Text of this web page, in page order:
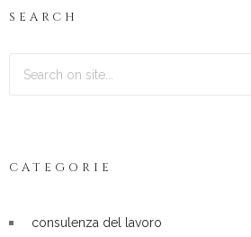
SEARCH
CATEGORIE
consulenza del lavoro